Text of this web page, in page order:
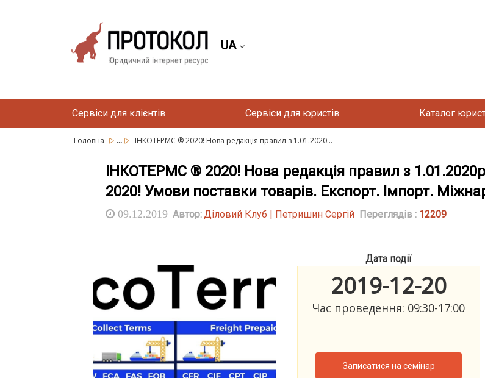
UA
Сервіси для клієнтів Сервіси для юристів Каталог
Головна ... ІНКОТЕРМС ® 2020! Нова редакція правил з 1.01.2020...
ІНКОТЕРМС ® 2020! Нова редакція правил з
2020! Умови поставки товарів. Експорт. Імпорт.
09.12.2019 Автор:Діловий Клуб | Петришин Сергій Переглядів : 12209
Дата події
2019-12-20
Час проведення: 09:30-17:00
Записатися на семінар